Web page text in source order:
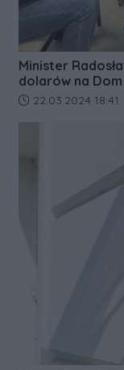
Minister
dolarów na
Data dodania
22.03.2024 18:41